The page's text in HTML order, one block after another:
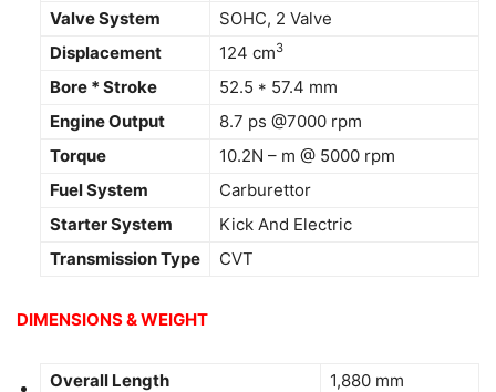
Valve System
SOHC, 2 Valve
Displacement
124 cm3
Bore * Stroke
52.5 * 57.4 mm
Engine Output
8.7 ps @7000 rpm
Torque
10.2N – m @ 5000 rpm
Fuel System
Carburettor
Starter System
Kick And Electric
Transmission Type
CVT
DIMENSIONS & WEIGHT
Overall Length
1,880 mm